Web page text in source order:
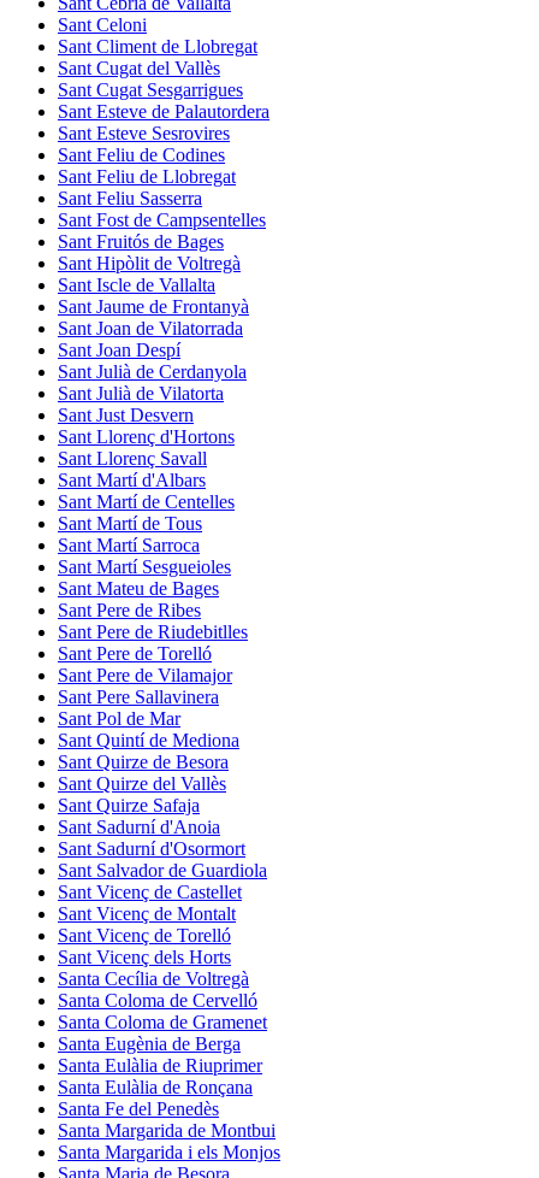
Sant Celoni
Sant Climent de Llobregat
Sant Cugat del Vallès
Sant Cugat Sesgarrigues
Sant Esteve de Palautordera
Sant Esteve Sesrovires
Sant Feliu de Codines
Sant Feliu de Llobregat
Sant Feliu Sasserra
Sant Fost de Campsentelles
Sant Fruitós de Bages
Sant Hipòlit de Voltregà
Sant Iscle de Vallalta
Sant Jaume de Frontanyà
Sant Joan de Vilatorrada
Sant Joan Despí
Sant Julià de Cerdanyola
Sant Julià de Vilatorta
Sant Just Desvern
Sant Llorenç d'Hortons
Sant Llorenç Savall
Sant Martí d'Albars
Sant Martí de Centelles
Sant Martí de Tous
Sant Martí Sarroca
Sant Martí Sesgueioles
Sant Mateu de Bages
Sant Pere de Ribes
Sant Pere de Riudebitlles
Sant Pere de Torelló
Sant Pere de Vilamajor
Sant Pere Sallavinera
Sant Pol de Mar
Sant Quintí de Mediona
Sant Quirze de Besora
Sant Quirze del Vallès
Sant Quirze Safaja
Sant Sadurní d'Anoia
Sant Sadurní d'Osormort
Sant Salvador de Guardiola
Sant Vicenç de Castellet
Sant Vicenç de Montalt
Sant Vicenç de Torelló
Sant Vicenç dels Horts
Santa Cecília de Voltregà
Santa Coloma de Cervelló
Santa Coloma de Gramenet
Santa Eugènia de Berga
Santa Eulàlia de Riuprimer
Santa Eulàlia de Ronçana
Santa Fe del Penedès
Santa Margarida de Montbui
Santa Margarida i els Monjos
Santa Maria de Besora